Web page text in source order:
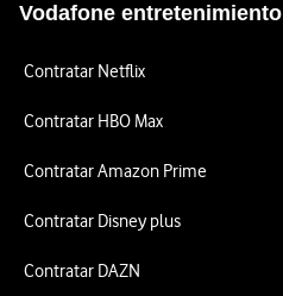
Vodafone entretenimiento
Contratar Netflix
Contratar HBO Max
Contratar Amazon Prime
Contratar Disney plus
Contratar DAZN